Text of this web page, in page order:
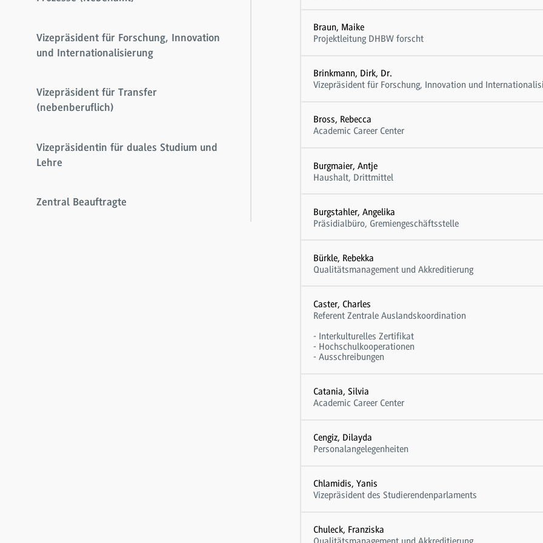
Vizepräsident für Forschung, Innovation
und Internationalisierung
Vizepräsident für Transfer
(nebenberuflich)
Vizepräsidentin für duales Studium und
Lehre
Zentral Beauftragte
Braun, Maike
Projektleitung DHBW forscht
Brinkmann, Dirk, Dr.
Vizepräsident für Forschung, Innovation und
Bross, Rebecca
Academic Career Center
Burgmaier, Antje
Haushalt, Drittmittel
Burgstahler, Angelika
Präsidialbüro, Gremiengeschäftsstelle
Bürkle, Rebekka
Qualitätsmanagement und Akkreditierung
Caster, Charles
Referent Zentrale Auslandskoordination
- Interkulturelles Zertifikat
- Hochschulkooperationen
- Ausschreibungen
Catania, Silvia
Academic Career Center
Cengiz, Dilayda
Personalangelegenheiten
Chlamidis, Yanis
Vizepräsident des Studierendenparlaments
Chuleck, Franziska